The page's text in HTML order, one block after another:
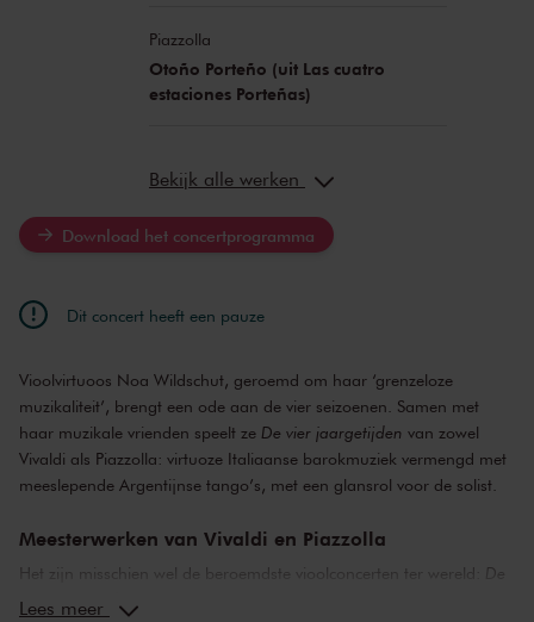
Piazzolla
Otoño Porteño (uit Las cuatro
estaciones Porteñas)
Bekijk alle werken
Download het concertprogramma
Dit concert heeft een pauze
Vioolvirtuoos Noa Wildschut, geroemd om haar ‘grenzeloze
muzikaliteit’, brengt een ode aan de vier seizoenen. Samen met
haar muzikale vrienden speelt ze De vier jaargetijden van zowel
Vivaldi als Piazzolla: virtuoze Italiaanse barokmuziek vermengd met
meeslepende Argentijnse tango’s, met een glansrol voor de solist.
Meesterwerken van Vivaldi en Piazzolla
Het zijn misschien wel de beroemdste vioolconcerten ter wereld:
De
vier jaargetijden
Lees meer